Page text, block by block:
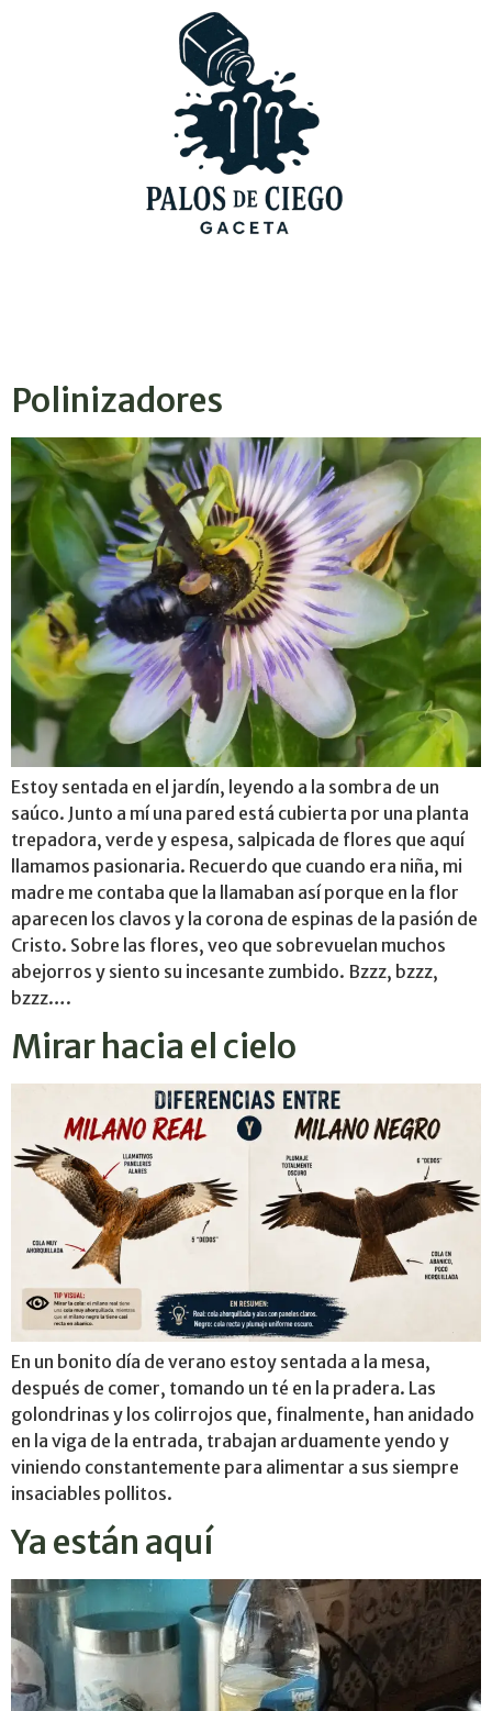
Polinizadores
Estoy sentada en el jardín, leyendo a la sombra de un
saúco. Junto a mí una pared está cubierta por una planta
trepadora, verde y espesa, salpicada de flores que aquí
llamamos pasionaria. Recuerdo que cuando era niña, mi
madre me contaba que la llamaban así porque en la flor
aparecen los clavos y la corona de espinas de la pasión de
Cristo. Sobre las flores, veo que sobrevuelan muchos
abejorros y siento su incesante zumbido. Bzzz, bzzz,
bzzz….
Mirar hacia el cielo
En un bonito día de verano estoy sentada a la mesa,
después de comer, tomando un té en la pradera. Las
golondrinas y los colirrojos que, finalmente, han anidado
en la viga de la entrada, trabajan arduamente yendo y
viniendo constantemente para alimentar a sus siempre
insaciables pollitos.
Ya están aquí